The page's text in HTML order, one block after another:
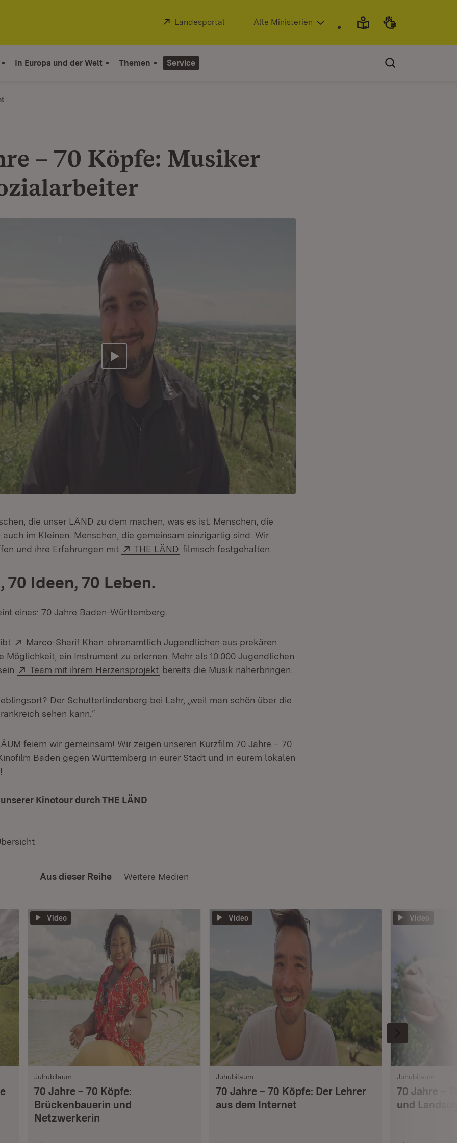
Extern:
Landesportal (Öffnet in neuem Fenster)
Alle Ministerien
In Europa und der Welt Themen Service
– 70 Köpfe: Musiker
Video abspielen
die unser LÄND zu dem machen, was es ist. Menschen, die
im Kleinen. Menschen, die gemeinsam einzigartig sind. Wir
und ihre Erfahrungen mit
Extern:
THE LÄND (Öffnet in neuem Fenster)
filmisch festgehalten.
70 Ideen, 70 Leben.
eines: 70 Jahre Baden-Württemberg.
Extern:
Marco-Sharif Khan (Öffnet in neuem Fenster)
ehrenamtlich Jugendlichen aus prekären
Möglichkeit, ein Instrument zu erlernen. Mehr als 10.000 Jugendlichen
Extern:
Team mit ihrem Herzensprojekt (Öffnet in neuem Fenster)
bereits die Musik näherbringen.
Der Schutterlindenberg bei Lahr, „weil man schön über die
sehen kann.“
feiern wir gemeinsam! Wir zeigen unseren Kurzfilm 70 Jahre – 70
Baden gegen Württemberg in eurer Stadt und in eurem lokalen
Kinotour durch THE LÄND
Aus dieser Reihe Weitere Medien
Video
Juhubiläum
70 Jahre – 70 Köpfe:
Brückenbauerin und
Netzwerkerin
Video
Juhubiläum
70 Jahre – 70 Köpfe: Der Lehrer
aus dem Internet
Video
Juhubiläum
70 Jahre –
und